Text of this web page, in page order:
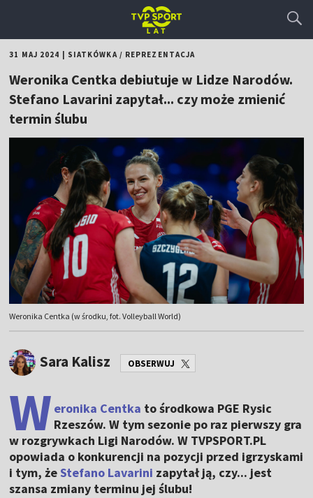
31 MAJ 2024 SIATKÓWKA/ REPREZENTACJA
Weronika Centka debiutuje w Lidze Narodów.
Stefano Lavarini zapytał... czy może zmienić
termin ślubu
Weronika Centka (w środku, fot. Volleyball World)
Sara Kalisz OBSERWUJ
W eronika Centka to środkowa PGE Rysic
Rzeszów. W tym sezonie po raz pierwszy gra
w rozgrywkach Ligi Narodów. W TVPSPORT.PL
opowiada o konkurencji na pozycji przed igrzyskami
i tym, żeStefano Lavarini zapytał ją, czy... jest
szansa zmiany terminu jej ślubu!